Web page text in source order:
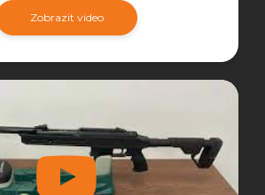
Zobrazit video